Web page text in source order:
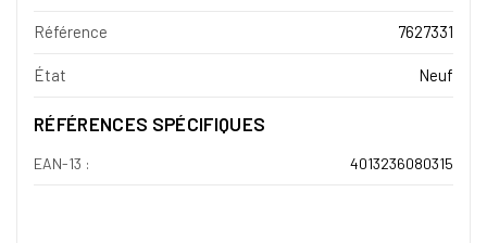
Référence 7627331
État Neuf
RÉFÉRENCES SPÉCIFIQUES
EAN-13 : 4013236080315